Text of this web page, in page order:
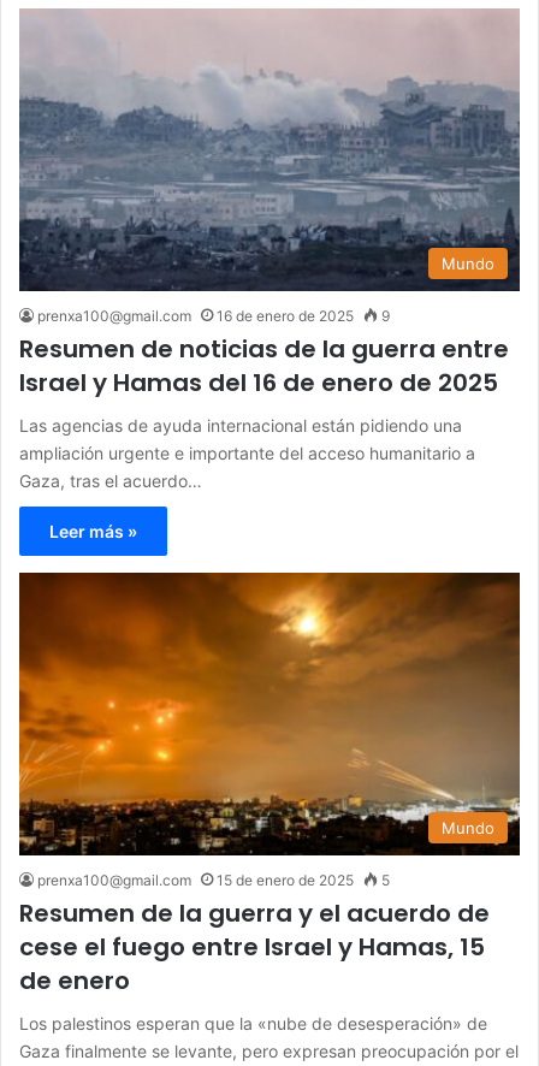
Mundo
prenxa100@gmail.com 16 de enero de 2025 9
Resumen de noticias de la guerra entre
Israel y Hamas del 16 de enero de 2025
Las agencias de ayuda internacional están pidiendo una
ampliación urgente e importante del acceso humanitario a
Gaza, tras el acuerdo…
Leer más »
Mundo
prenxa100@gmail.com 15 de enero de 2025 5
Resumen de la guerra y el acuerdo de
cese el fuego entre Israel y Hamas, 15
de enero
Los palestinos esperan que la «nube de desesperación» de
Gaza finalmente se levante, pero expresan preocupación por el